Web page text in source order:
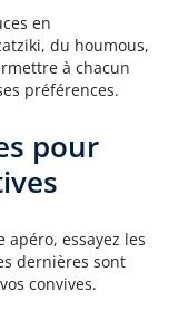
en
du houmous,
à chacun
préférences.
pour
essayez les
dernières sont
convives.